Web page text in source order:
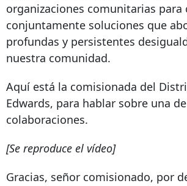
organizaciones comunitarias para
conjuntamente soluciones que
profundas y persistentes
nuestra comunidad.
Aquí está la comisionada del
Edwards, para hablar sobre una
colaboraciones.
[Se reproduce el vídeo]
Gracias, señor comisionado, por